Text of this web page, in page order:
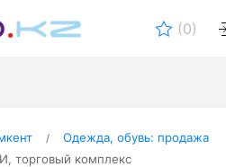
(0)
Одежда, обувь: продажа
торговый комплекс